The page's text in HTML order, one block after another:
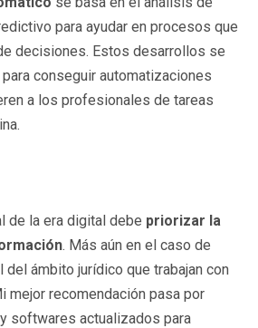
para ayudar en procesos que
decisiones. Estos desarrollos se
conseguir automatizaciones
a los profesionales de tareas
de la era digital debe priorizar la
. Más aún en el caso de
ámbito jurídico que trabajan con
mejor recomendación pasa por
softwares actualizados para